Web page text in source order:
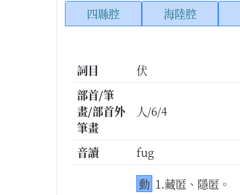
四縣腔 海陸腔
詞目
伏
部首/筆
畫/部首外
筆畫
人/6/4
音讀 fug
動 1.藏匿、隱匿。